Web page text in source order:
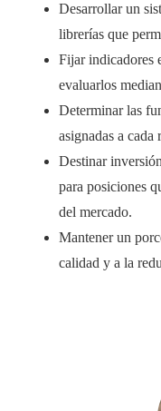
Desarrollar un
librerías que
Fijar indicadores
evaluarlos
Determinar las
asignadas a cada
Destinar
para posiciones
del mercado.
Mantener un
calidad y a la